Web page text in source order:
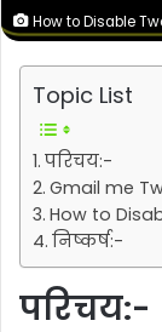
How to Disable
Topic List
परिचय:-
Gmail me
How to
निष्कर्ष:-
परिचय:-